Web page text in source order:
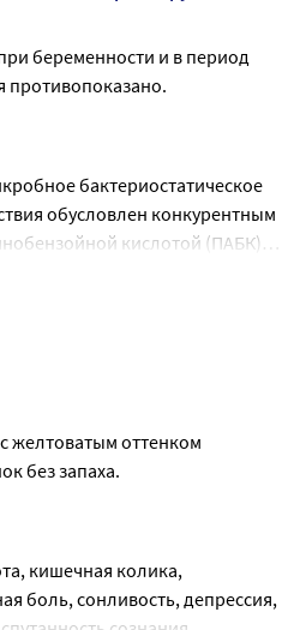
работе с движущимися
и оператора.
беременности и в период
противопоказано.
бактериостатическое
обусловлен конкурентным
кислотой (ПАБК) и
а затем
и в результате - к
кислот
coli, Shigella spp., Vibrio
Bacillus anthracis,
gondii.
желтоватым оттенком
без запаха.
кишечная колика,
боль, сонливость, депрессия,